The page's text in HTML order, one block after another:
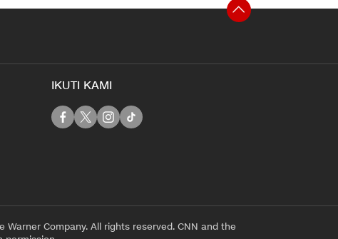
IKUTI KAMI
Company. All rights reserved. CNN and the